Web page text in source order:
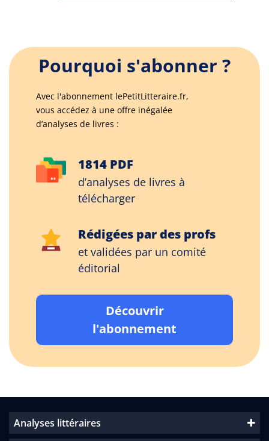
Pourquoi s'abonner ?
Avec l'abonnement lePetitLitteraire.fr,
vous accédez à une offre inégalée
d’analyses de livres :
1814 PDF
d’analyses de livres à
télécharger
Rédigées par des profs
et validées par un comité
éditorial
Découvrir
l'abonnement
Analyses littéraires